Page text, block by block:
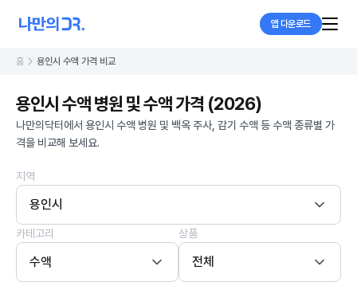
앱 다운로드
홈 용인시 수액 가격 비교
용인시 수액 병원 및 수액 가격 (2026)
나만의닥터에서 용인시 수액 병원 및 백옥 주사, 감기 수액 등 수액 종류별 가
격을 비교해 보세요.
지역
용인시
카테고리
수액
상품
전체